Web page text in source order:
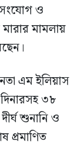
ও
মামলায়
এম ইলিয়াস
৩৮
শুনানি ও
প্রমাণিত